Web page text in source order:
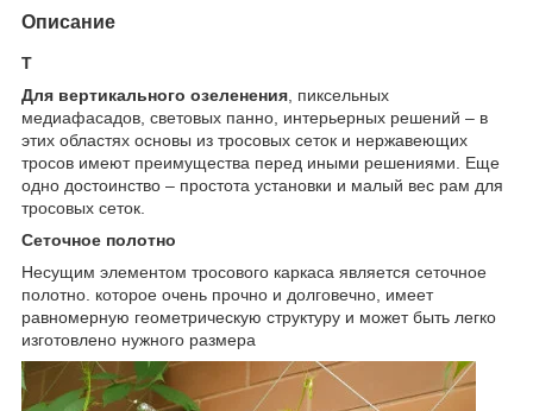
Описание
Т
Для вертикального озеленения , пиксельных
медиафасадов, световых панно, интерьерных решений – в
этих областях основы из тросовых сеток и нержавеющих
тросов имеют преимущества перед иными решениями. Еще
одно достоинство – простота установки и малый вес рам для
тросовых сеток.
Сеточное полотно
Несущим элементом тросового каркаса является сеточное
полотно. которое очень прочно и долговечно, имеет
равномерную геометрическую структуру и может быть легко
изготовлено нужного размера